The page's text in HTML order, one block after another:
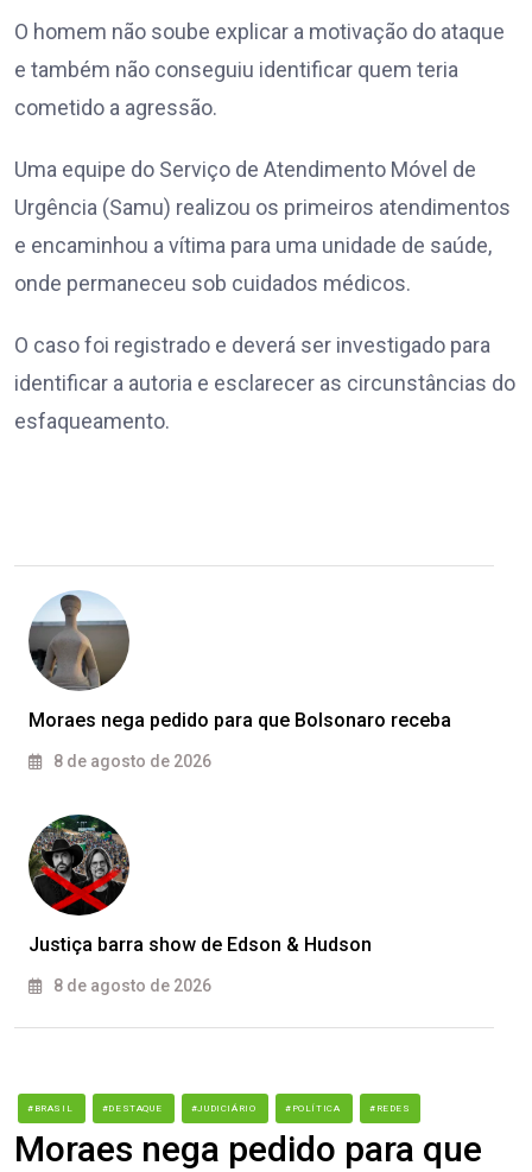
O homem não soube explicar a motivação do ataque
e também não conseguiu identificar quem teria
cometido a agressão.
Uma equipe do Serviço de Atendimento Móvel de
Urgência (Samu) realizou os primeiros atendimentos
e encaminhou a vítima para uma unidade de saúde,
onde permaneceu sob cuidados médicos.
O caso foi registrado e deverá ser investigado para
identificar a autoria e esclarecer as circunstâncias do
esfaqueamento.
Moraes nega pedido para que Bolsonaro receba
8 de agosto de 2026
Justiça barra show de Edson & Hudson
8 de agosto de 2026
#BRASIL #DESTAQUE #JUDICIÁRIO #POLÍTICA #REDES
Moraes nega pedido para que